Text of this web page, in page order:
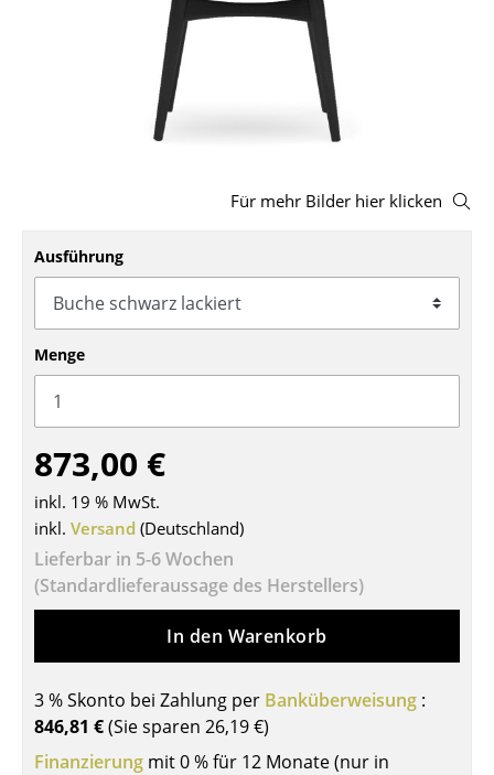
Bänke & Liegen
Schaukelstühle
Bürodrehstühle
Bürosessel
Einzelteile
... alle Sitzmöbel
Tische
Esstische
Beistelltische
Schreibtische
Sekretäre & PC-Tische
Für mehr Bilder hier klicken
Ausführung
Menge
873,00 €
inkl. 19 % MwSt.
inkl. Versand (Deutschland)
Lieferbar in 5-6 Wochen
(Standardlieferaussage des Herstellers)
In den Warenkorb
3 % Skonto bei Zahlung per Banküberweisung :
846,81 €(Sie sparen 26,19 €)
Finanzierung mit 0 % für 12 Monate (nur in